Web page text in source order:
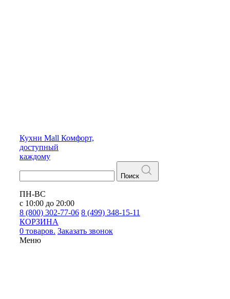
Кухни Mall Комфорт,
доступный
каждому
Поиск
ПН-ВС
с 10:00 до 20:00
8 (800) 302-77-06 8 (499) 348-15-11
КОРЗИНА
0 товаров. Заказать звонок
Меню